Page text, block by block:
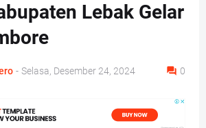
Lebak Gelar
- Selasa, Desember 24, 2024 0